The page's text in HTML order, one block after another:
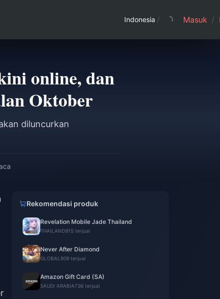
Indonesia / Masuk /
online, dan
Oktober
diluncurkan
Rekomendasi produk
Revelation Mobile Jade Thailand
THAILAND915 terjual
Never After Diamond
GLOBAL 909 terjual
Amazon Gift Card (SA)
SAUDI ARABIA736 terjual